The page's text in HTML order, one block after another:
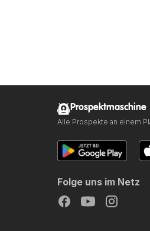
Prospektmaschine
Alle Prospekte an einem
Folge uns im Netz